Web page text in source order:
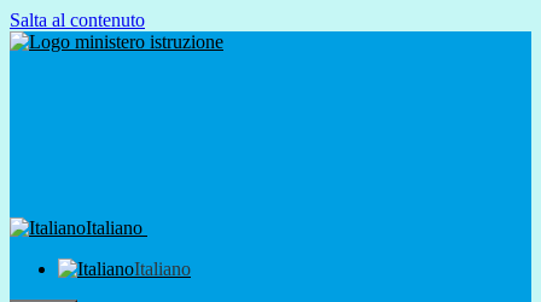
Salta al contenuto
Italiano
Italiano